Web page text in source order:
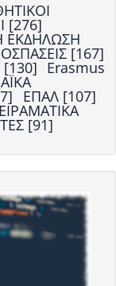
[276]
ΕΚΔΗΛΩΣΗ
[167]
Erasmus
ΕΠΑΛ [107]
[91]